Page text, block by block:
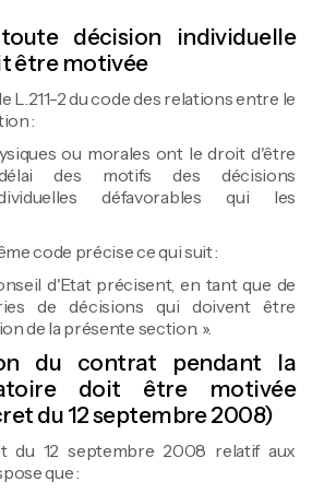
décision individuelle
être motivée
L.211-2 du code des relations entre le
:
ou morales ont le droit d'être
des motifs des décisions
défavorables qui les
code précise ce qui suit :
d'Etat précisent, en tant que de
de décisions qui doivent être
de la présente section. ».
du contrat pendant la
doit être motivée
du 12 septembre 2008)
du 12 septembre 2008 relatif aux
que :